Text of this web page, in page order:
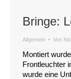
Bringe:
Allgemein Von
Montiert
Frontleuchter
wurde eine